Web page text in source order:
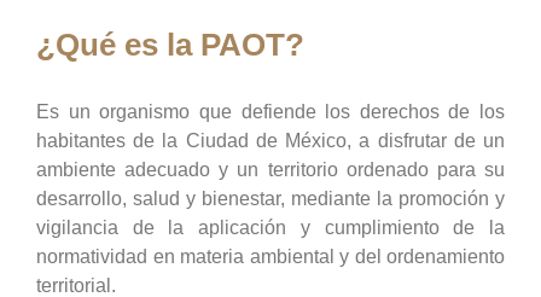
¿Qué es la PAOT?
Es un organismo que defiende los derechos de los
habitantes de la Ciudad de México, a disfrutar de un
ambiente adecuado y un territorio ordenado para su
desarrollo, salud y bienestar, mediante la promoción y
vigilancia de la aplicación y cumplimiento de la
normatividad en materia ambiental y del ordenamiento
territorial.